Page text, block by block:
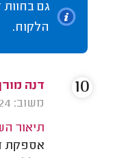
גם בחוות
הלקוח.
דנה
משוב: 02/01/2024
תיאור
אספקת
10